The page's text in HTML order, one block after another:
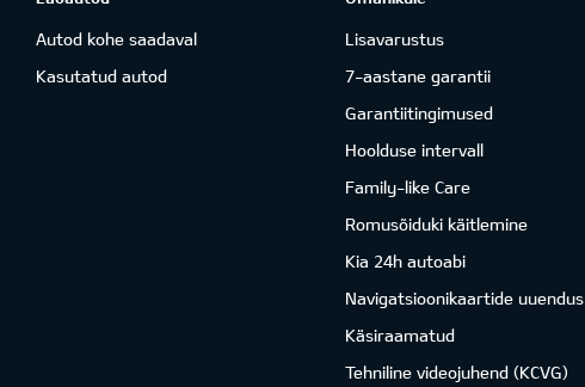
Autod kohe saadaval
Kasutatud autod
Lisavarustus
7-aastane garantii
Garantiitingimused
Hoolduse intervall
Family-like Care
Romusõiduki käitlemine
Kia 24h autoabi
Navigatsioonikaartide uuendus
Käsiraamatud
Tehniline videojuhend (KCVG)